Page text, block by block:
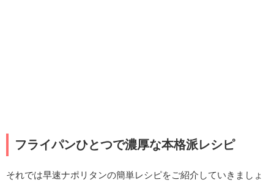
フライパンひとつで濃厚な本格派レシピ
それでは早速ナポリタンの簡単レシピをご紹介していきましょ